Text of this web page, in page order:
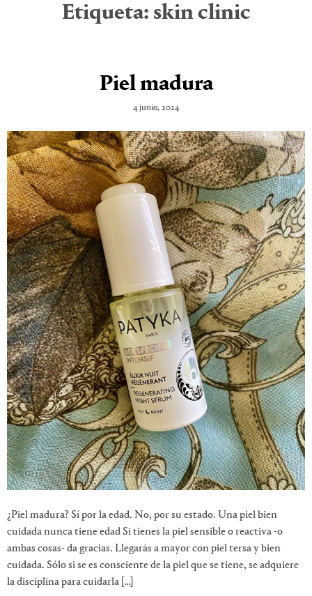
Etiqueta: skin clinic
Piel madura
4 junio, 2024
¿Piel madura? Sí por la edad. No, por su estado. Una piel bien
cuidada nunca tiene edad Si tienes la piel sensible o reactiva -o
ambas cosas- da gracias. Llegarás a mayor con piel tersa y bien
cuidada. Sólo si se es consciente de la piel que se tiene, se adquiere
la disciplina para cuidarla […]